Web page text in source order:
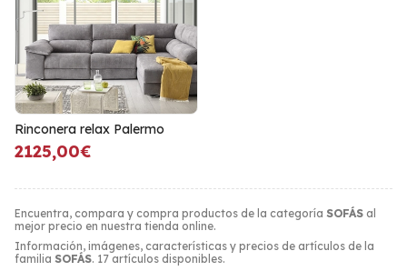
Encuentra, compara y compra productos de la categoría SOFÁS al
mejor precio en nuestra tienda online.
Información, imágenes, características y precios de artículos de la
familia SOFÁS. 17 artículos disponibles.
Rinconera relax Palermo
2125,00€